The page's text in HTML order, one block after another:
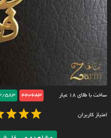
ساخت با طلای ۱۸ عیار 22/683
583
امتیاز کاربران